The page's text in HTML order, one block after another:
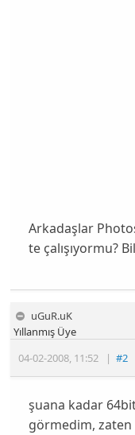
Arkadaşlar
te çalışıyormu?
uGuR.uK
04-02-2008, 11:52 |#2
Yıllanmış Üye
şuana kadar
görmedim,